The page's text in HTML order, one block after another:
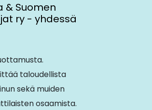
& Suomen
ry - yhdessä
taloudellista
sekä muiden
osaamista.